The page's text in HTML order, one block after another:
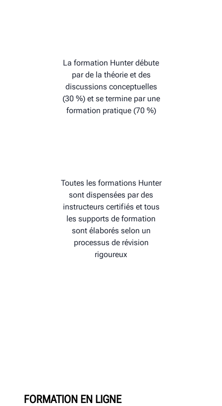
La formation Hunter débute
par de la théorie et des
discussions conceptuelles
(30 %) et se termine par une
formation pratique (70 %)
Toutes les formations Hunter
sont dispensées par des
instructeurs certifiés et tous
les supports de formation
sont élaborés selon un
processus de révision
rigoureux
FORMATION EN LIGNE